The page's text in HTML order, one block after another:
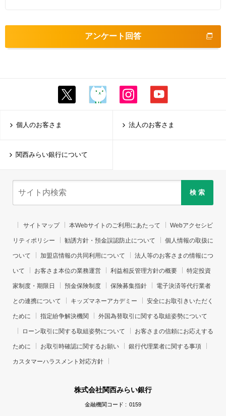
アンケート回答
個人のお客さま 法人のお客さま
関西みらい銀行について
検 索
サイトマップ 本Webサイトのご利用にあたって Webアクセシビ
リティポリシー 勧誘方針・預金誤認防止について 個人情報の取扱に
ついて 加盟店情報の共同利用について 法人等のお客さまの情報につ
いて お客さま本位の業務運営 利益相反管理方針の概要 特定投資
家制度・期限日 預金保険制度 保険募集指針 電子決済等代行業者
との連携について キッズマネーアカデミー 安全にお取引きいただく
ために 指定紛争解決機関 外国為替取引に関する取組姿勢について
ローン取引に関する取組姿勢について お客さまの信頼にお応えする
ために お取引時確認に関するお願い 銀行代理業者に関する事項
カスタマーハラスメント対応方針
株式会社関西みらい銀行
金融機関コード : 0159